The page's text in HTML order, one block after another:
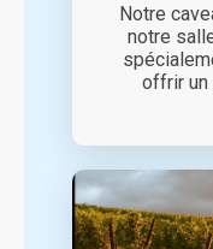
Notre
notre
offrir un